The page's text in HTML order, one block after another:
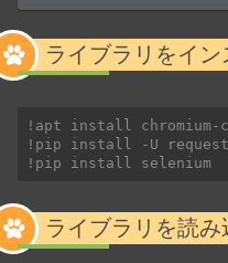
ライブラリをイ
!apt install chromium-
!pip install -U
!pip install selenium
ライブラリを読み